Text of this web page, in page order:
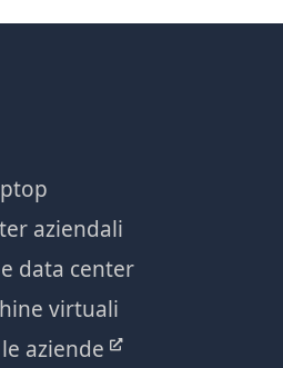
aziendali
data center
virtuali
aziende